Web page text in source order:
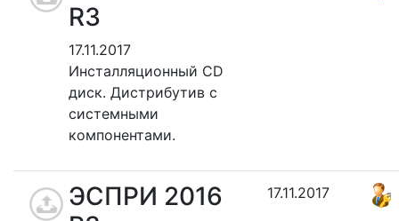
R3
17.11.2017
Инсталляционный CD
диск. Дистрибутив с
системными
компонентами.
ЭСПРИ 2016
17.11.2017